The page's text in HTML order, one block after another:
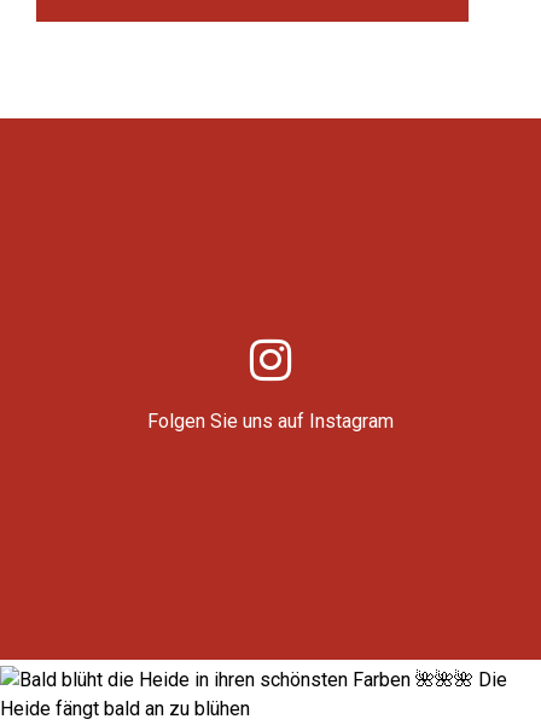
Folgen Sie uns auf Instagram